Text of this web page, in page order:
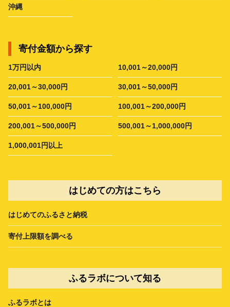
沖縄
寄付金額から探す
1万円以内 10,001～20,000円
20,001～30,000円 30,001～50,000円
50,001～100,000円 100,001～200,000円
200,001～500,000円 500,001～1,000,000円
1,000,001円以上
はじめての方はこちら
はじめてのふるさと納税
寄付上限額を調べる
ふるラボについて知る
ふるラボとは